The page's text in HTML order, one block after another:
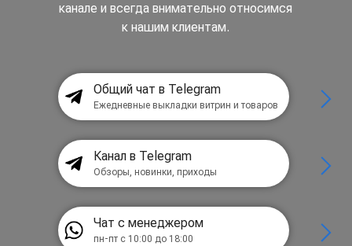
канале и всегда внимательно относимся
к нашим клиентам.
Общий чат в Telegram
Ежедневные выкладки витрин и товаров
Канал в Telegram
Обзоры, новинки, приходы
Чат с менеджером
пн-пт с 10:00 до 18:00